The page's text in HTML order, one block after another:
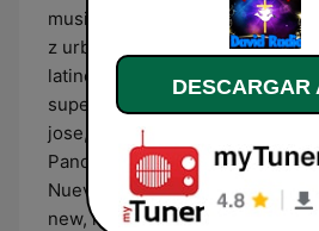
musiquera, el sol, metro,
z urbana, oxigeno, tropicana, la
latino, tropicalisima, nueva
super regional, la w, fiesta
jose, la tricolor, Casa de
Panda Show, Internacional,
Nuevo, Radio de Mexico,
new, ritmo sonidero, hot, indie,
DESCARGAR